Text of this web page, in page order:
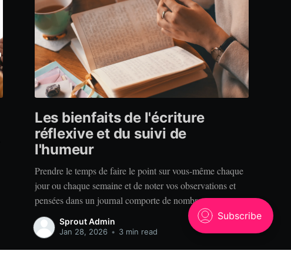
Les bienfaits de l'écriture
réflexive et du suivi de
l'humeur
Prendre le temps de faire le point sur vous-même chaque
jour ou chaque semaine et de noter vos observations et
pensées dans un journal comporte de nombreux
bénéfices. Alors, pourquoi tenir un journal? Clarté. Vous
est-il déjà arrivé de raconter votre expérience à quelqu’un
Sprout Admin
Jan 28, 2026 • 3 min read